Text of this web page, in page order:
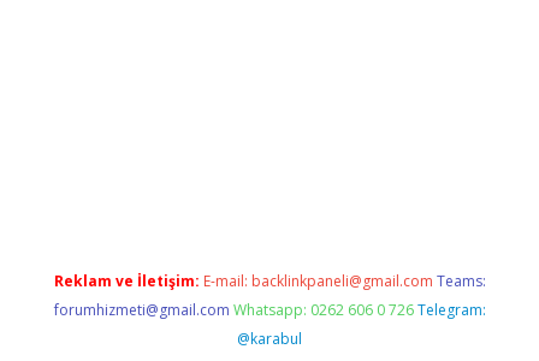
Reklam ve İletişim: E-mail: backlinkpaneli@gmail.com Teams:
forumhizmeti@gmail.com Whatsapp: 0262 606 0 726 Telegram:
@karabul